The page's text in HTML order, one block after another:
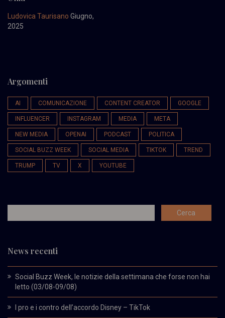
Ludovica Taurisano Giugno,
2025
Argomenti
AI COMUNICAZIONE CONTENT CREATOR GOOGLE
INFLUENCER INSTAGRAM MEDIA META
NEW MEDIA OPENAI PODCAST POLITICA
SOCIAL BUZZ WEEK SOCIAL MEDIA TIKTOK TREND
TRUMP TV X YOUTUBE
News recenti
Social Buzz Week, le notizie della settimana che forse non hai
letto (03/08-09/08)
I pro e i contro dell’accordo Disney – TikTok